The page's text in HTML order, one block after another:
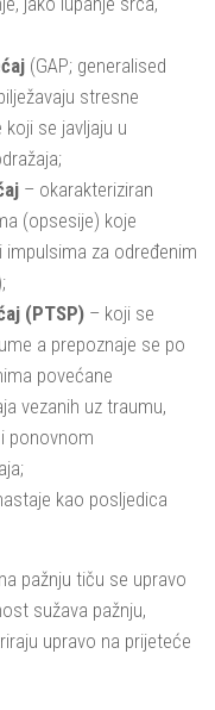
(GAP; generalised
stresne
se javljaju u
– okarakteriziran
(opsesije) koje
za određenim
(PTSP) – koji se
a prepoznaje se po
povećane
vezanih uz traumu,
ponovnom
kao posljedica
pažnju tiču se upravo
sužava pažnju,
upravo na prijeteće